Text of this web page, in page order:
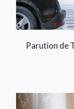
Parution de